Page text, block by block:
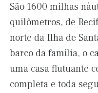
São 1600 milhas
quilômetros, de
norte da Ilha de
barco da família, o
uma casa flutuante
completa e toda